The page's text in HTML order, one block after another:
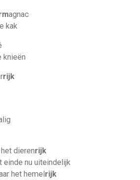
agnac
kak
knieën
rijk
dierenrijk
einde nu uiteindelijk
het hemelrijk